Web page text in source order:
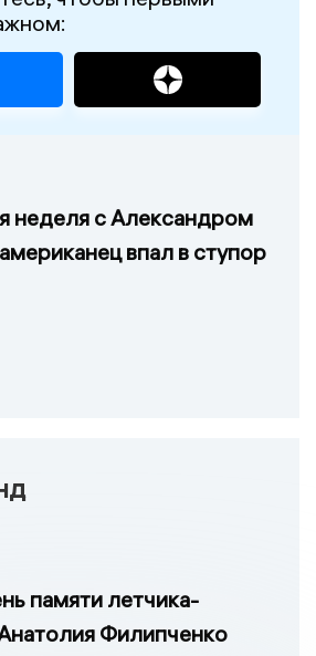
неделя с Александром
впал в ступор
памяти летчика-
Филипченко